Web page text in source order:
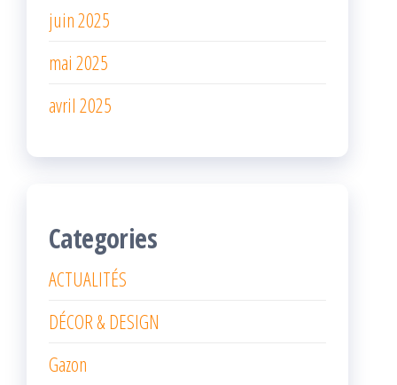
juin 2025
mai 2025
avril 2025
Categories
ACTUALITÉS
DÉCOR & DESIGN
Gazon